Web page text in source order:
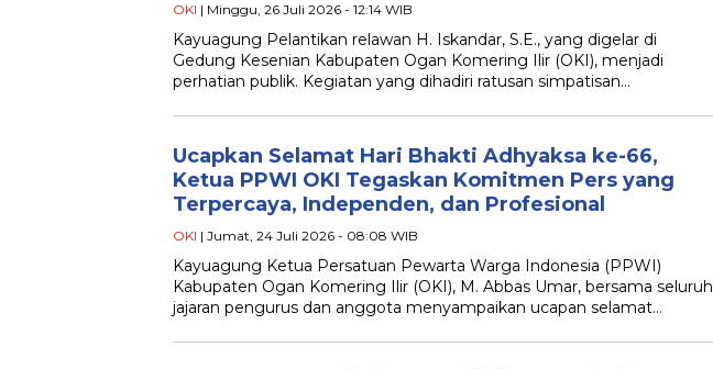
OKI | Minggu, 26 Juli 2026 - 12:14 WIB
Kayuagung Pelantikan relawan H. Iskandar, S.E., yang digelar di
Gedung Kesenian Kabupaten Ogan Komering Ilir (OKI), menjadi
perhatian publik. Kegiatan yang dihadiri ratusan simpatisan…
Ucapkan Selamat Hari Bhakti Adhyaksa ke-66,
Ketua PPWI OKI Tegaskan Komitmen Pers yang
Terpercaya, Independen, dan Profesional
OKI | Jumat, 24 Juli 2026 - 08:08 WIB
Kayuagung Ketua Persatuan Pewarta Warga Indonesia (PPWI)
Kabupaten Ogan Komering Ilir (OKI), M. Abbas Umar, bersama seluruh
jajaran pengurus dan anggota menyampaikan ucapan selamat…